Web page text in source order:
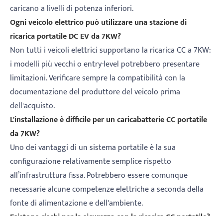
caricano a livelli di potenza inferiori.
Ogni veicolo elettrico può utilizzare una stazione di
ricarica portatile DC EV da 7KW?
Non tutti i veicoli elettrici supportano la ricarica CC a 7KW:
i modelli più vecchi o entry-level potrebbero presentare
limitazioni. Verificare sempre la compatibilità con la
documentazione del produttore del veicolo prima
dell'acquisto.
L'installazione è difficile per un caricabatterie CC portatile
da 7KW?
Uno dei vantaggi di un sistema portatile è la sua
configurazione relativamente semplice rispetto
all’infrastruttura fissa. Potrebbero essere comunque
necessarie alcune competenze elettriche a seconda della
fonte di alimentazione e dell'ambiente.